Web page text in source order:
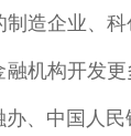
企业、科
机构开发
、中国人